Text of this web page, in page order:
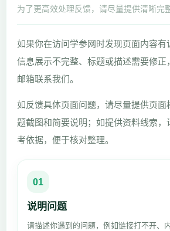
为了更高效处理反馈，请尽量提供清晰完
如果你在访问学参网时发现页面内容有
信息展示不完整、标题或描述需要修正
邮箱联系我们。
如反馈具体页面问题，请尽量提供页面
题截图和简要说明；如提供资料线索，
考依据，便于核对整理。
01
说明问题
请描述你遇到的问题，例如链接打不开、